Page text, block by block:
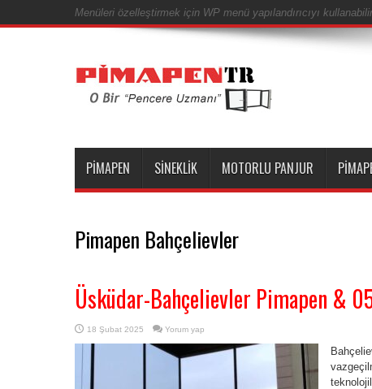
Menüleri özelleştirmek için WP menü yapılandırıcıyı
PIMAPEN SINEKLIK MOTORLU PANJUR
Pimapen Bahçelievler
Üsküdar-Bahçelievler Pimapen &
18 Şubat 2025 Yorum yap